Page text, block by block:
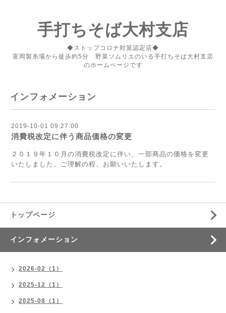
手打ちそば大村支店
◆ストップコロナ対策認定店◆
富岡製糸場から徒歩約5分 野菜ソムリエのいる手打ちそば大村支店
のホームページです
インフォメーション
2019-10-01 09:27:00
消費税改定に伴う商品価格の変更
２０１９年１０月の消費税改定に伴い、一部商品の価格を変更
いたしました。ご理解の程、お願いいたします。
トップページ
インフォメーション
2026-02（1）
2025-12（1）
2025-08（1）